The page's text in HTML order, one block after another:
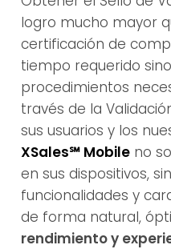
logro mucho mayor
certificación de
tiempo requerido
procedimientos
través de la
sus usuarios y los
XSales℠ Mobileno
en sus dispositivos,
funcionalidades y
de forma natural,
rendimiento y